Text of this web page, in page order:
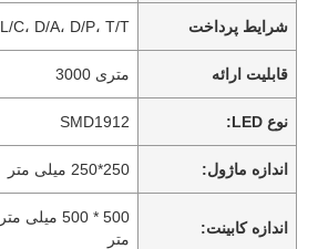
شرایط پرداخت L/C، D/A، D/P، T/T، وسترن یونیون
قابلیت ارائه متری 3000
نوع LED: SMD1912
اندازه ماژول: 250*250 میلی متر
اندازه کابینت:
متر